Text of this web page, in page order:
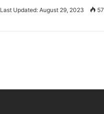
Last Updated: August 29, 2023 57